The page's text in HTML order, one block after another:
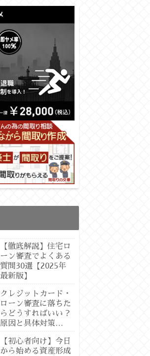
【徹底解説】住宅ロ
ーン審査でよくある
質問30選【2025年
最新版】
クレジットカード・
ローン審査に落ちた
らどうすればいい？
原因と具体対策
門徹底解説】
【初心者向け】今日
から始める資産形成